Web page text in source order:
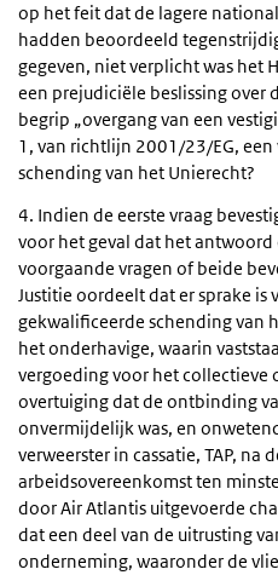
op het feit dat de lagere
hadden beoordeeld
gegeven, niet verplicht was het
een prejudiciële beslissing over
begrip „overgang van een
1, van richtlijn 2001/23/EG,
schending van het Unierecht?
4. Indien de eerste vraag
voor het geval dat het antwoord
voorgaande vragen of beide
Justitie oordeelt dat er sprake is
gekwalificeerde schending van
het onderhavige, waarin
vergoeding voor het collectieve
overtuiging dat de ontbinding
onvermijdelijk was, en
verweerster in cassatie, TAP, na
arbeidsovereenkomst ten
door Air Atlantis uitgevoerde
dat een deel van de uitrusting
onderneming, waaronder de